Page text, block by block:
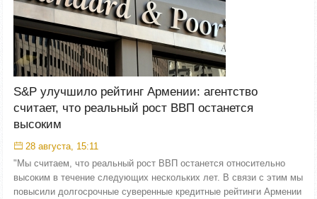
S&P улучшило рейтинг Армении: агентство
считает, что реальный рост ВВП останется
высоким
28 августа, 15:11
"Мы считаем, что реальный рост ВВП останется относительно
высоким в течение следующих нескольких лет. В связи с этим мы
повысили долгосрочные суверенные кредитные рейтинги Армении